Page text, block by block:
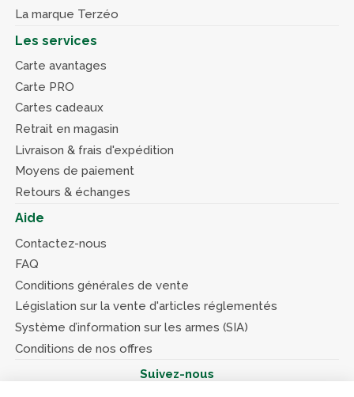
La marque Terzéo
Les services
Carte avantages
Carte PRO
Cartes cadeaux
Retrait en magasin
Livraison & frais d'expédition
Moyens de paiement
Retours & échanges
Aide
Contactez-nous
FAQ
Conditions générales de vente
Législation sur la vente d'articles réglementés
Système d’information sur les armes (SIA)
Conditions de nos offres
Suivez-nous